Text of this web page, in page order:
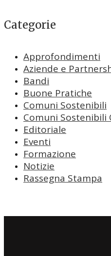
Categorie
Approfondimenti
Aziende e
Bandi
Buone Pratiche
Comuni Sostenibili
Comuni Sostenibili
Editoriale
Eventi
Formazione
Notizie
Rassegna Stampa